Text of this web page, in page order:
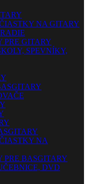
NA GITARY
PRE GITARY
SPEVNÍKY,
NA
PRE BASGITARY
DVD